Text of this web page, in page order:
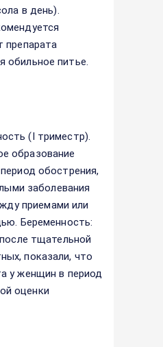
в день).
препарата
обильное питье.
(I триместр).
образование
обострения,
заболевания
приемами или
Беременность:
тщательной
показали, что
у женщин в период
оценки